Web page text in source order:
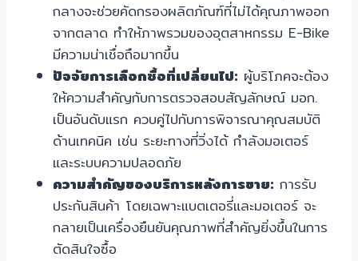
กลางจะช่วยคัดกรองผลิตภัณฑ์ที่ไม่ได้คุณภาพออก
จากตลาด ทำให้ภาพรวมของอุตสาหกรรม E-Bike
มีความน่าเชื่อถือมากขึ้น
ปัจจัยการเลือกซื้อที่เปลี่ยนไป: ผู้บริโภคจะต้อง
ให้ความสำคัญกับการตรวจสอบสัญลักษณ์ มอก.
เป็นอันดับแรก ควบคู่ไปกับการพิจารณาคุณสมบัติ
ด้านเทคนิค เช่น ระยะทางที่วิ่งได้ กำลังมอเตอร์
และระบบความปลอดภัย
ความสำคัญของบริการหลังการขาย: การรับ
ประกันสินค้า โดยเฉพาะแบตเตอรี่และมอเตอร์ จะ
กลายเป็นเครื่องยืนยันคุณภาพที่สำคัญยิ่งขึ้นในการ
ตัดสินใจซื้อ